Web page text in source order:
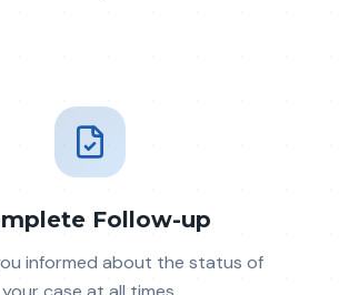
Follow-up
informed about the status of